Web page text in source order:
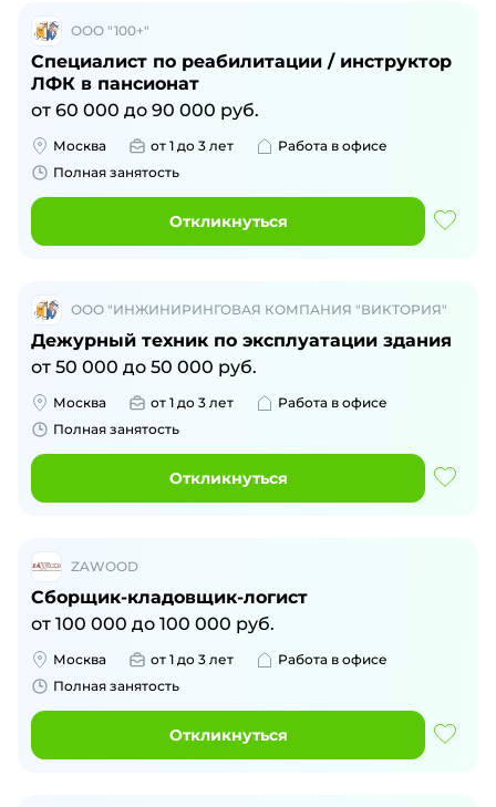
ООО "100+"
Специалист по реабилитации / инструктор
ЛФК в пансионат
от 60 000 до 90 000 руб.
Москва от 1 до 3 лет
Работа в офисе
Полная занятость
Откликнуться
ООО "ИНЖИНИРИНГОВАЯ КОМПАНИЯ "ВИКТОРИЯ"
Дежурный техник по эксплуатации здания
от 50 000 до 50 000 руб.
Москва от 1 до 3 лет
Работа в офисе
Полная занятость
Откликнуться
ZAWOOD
Сборщик-кладовщик-логист
от 100 000 до 100 000 руб.
Москва от 1 до 3 лет
Работа в офисе
Полная занятость
Откликнуться